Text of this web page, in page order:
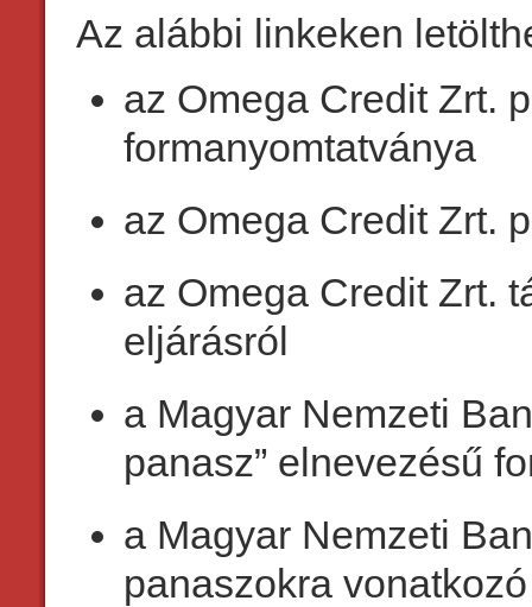
Az alábbi linkeken
az Omega Credit Zrt.
formanyomtatványa
az Omega Credit Zrt.
az Omega Credit Zrt.
eljárásról
a Magyar Nemzeti
panasz” elnevezésű
a Magyar Nemzeti
panaszokra